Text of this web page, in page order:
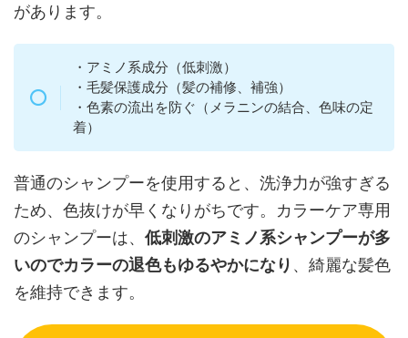
があります。
・アミノ系成分（低刺激）
・毛髪保護成分（髪の補修、補強）
・色素の流出を防ぐ（メラニンの結合、色味の定
着）
普通のシャンプーを使用すると、洗浄力が強すぎる
ため、色抜けが早くなりがちです。カラーケア専用
のシャンプーは、 低刺激のアミノ系シャンプーが多
いのでカラーの退色もゆるやかになり 、綺麗な髪色
を維持できます。